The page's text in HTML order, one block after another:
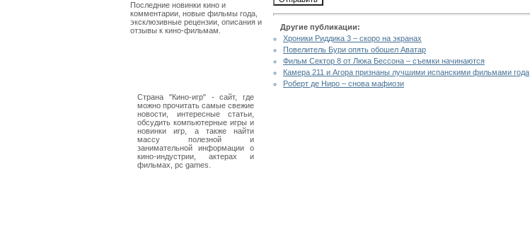
Последние новинки кино и
комментарии, новые фильмы года,
эксклюзивные рецензии, описания и
отзывы к кино-фильмам.
Страна "Кино-игр" - сайт, где
можно прочитать самые свежие
новости, интересные статьи,
обсудить компьютерные игры и
новинки игр, а также найти
массу полезной и
занимательной информации о
кино-индустрии, актерах и
фильмах, pc games.
Другие публикации:
Хроники Риддика 3 – скоро на экранах
Повелитель Бури опять обошел Аватар
Фильм Сектор 8 от Люка Бессона – съемки начинаются
Камера 211 и Агора признаны лучшими испанскими фильмами года
Роберт де Ниро – снова мафиози